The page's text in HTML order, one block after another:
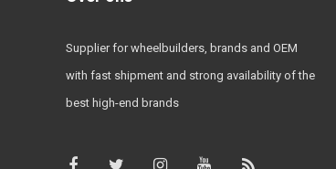
Supplier for wheelbuilders, brands and OEM
with fast shipment and strong availability of the
best high-end brands